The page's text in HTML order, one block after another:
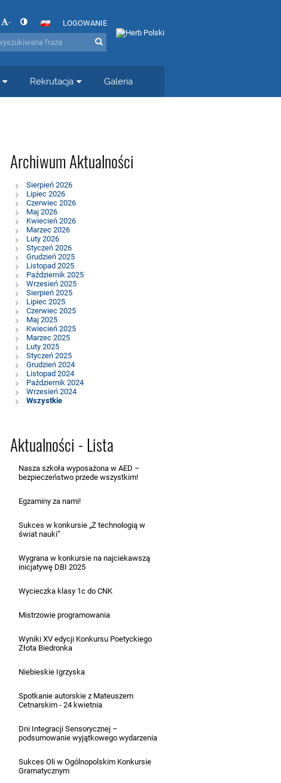
- LOGOWANIE
Rekrutacja Galeria
Archiwum Aktualności
Sierpień 2026
Lipiec 2026
Czerwiec 2026
Maj 2026
Kwiecień 2026
Marzec 2026
Luty 2026
Styczeń 2026
Grudzień 2025
Listopad 2025
Październik 2025
Wrzesień 2025
Sierpień 2025
Lipiec 2025
Czerwiec 2025
Maj 2025
Kwiecień 2025
Marzec 2025
Luty 2025
Styczeń 2025
Grudzień 2024
Listopad 2024
Październik 2024
Wrzesień 2024
Wszystkie
Aktualności - Lista
Nasza szkoła wyposażona w AED –
bezpieczeństwo przede wszystkim!
Egzaminy za nami!
Sukces w konkursie „Z technologią w
świat nauki”
Wygrana w konkursie na najciekawszą
inicjatywę DBI 2025
Wycieczka klasy 1c do CNK
Mistrzowie programowania
Wyniki XV edycji Konkursu Poetyckiego
Złota Biedronka
Niebieskie Igrzyska
Spotkanie autorskie z Mateuszem
Cetnarskim - 24 kwietnia
Dni Integracji Sensorycznej –
podsumowanie wyjątkowego wydarzenia
Sukces Oli w Ogólnopolskim Konkursie
Gramatycznym